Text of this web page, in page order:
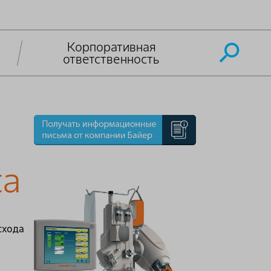
Корпоративная
ответственность